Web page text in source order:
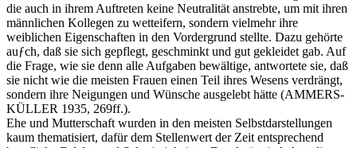
die auch in ihrem Auftreten keine Neutralität anstrebte, um mit ihren
männlichen Kollegen zu wetteifern, sondern vielmehr ihre
weiblichen Eigenschaften in den Vordergrund stellte. Dazu gehörte
auƒch, daß sie sich gepflegt, geschminkt und gut gekleidet gab. Auf
die Frage, wie sie denn alle Aufgaben bewältige, antwortete sie, daß
sie nicht wie die meisten Frauen einen Teil ihres Wesens verdrängt,
sondern ihre Neigungen und Wünsche ausgelebt hätte (AMMERS-
KÜLLER 1935, 269ff.).
Ehe und Mutterschaft wurden in den meisten Selbstdarstellungen
kaum thematisiert, dafür dem Stellenwert der Zeit entsprechend